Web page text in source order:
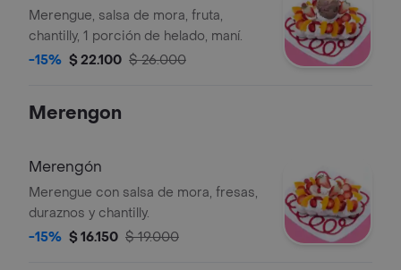
Merengue, salsa de mora, fruta,
chantilly, 1 porción de helado, maní.
-15% $ 22.100 $ 26.000
Merengon
Merengón
Merengue con salsa de mora, fresas,
duraznos y chantilly.
-15% $ 16.150 $ 19.000